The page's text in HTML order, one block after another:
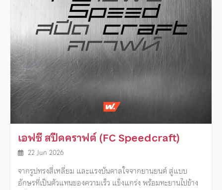
เอฟซี สปีดคราฟต์ (FC Speedcraft)
22 Jun 2026
จากรูปทรงสี่เหลี่ยม และแรงบันดาลใจจากยานยนต์ สู่แบบ
อักษรที่เป็นตัวแทนของความเร็ว แข็งแกร่ง พร้อมทะยานไปข้าง